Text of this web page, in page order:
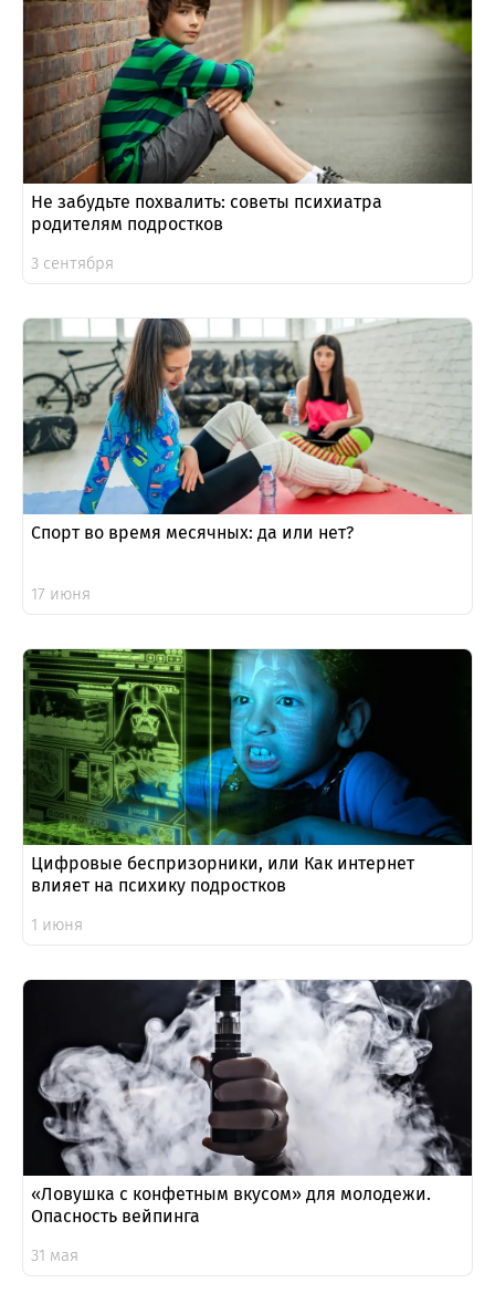
Не забудьте похвалить: советы психиатра
родителям подростков
3 сентября
Спорт во время месячных: да или нет?
17 июня
Цифровые беспризорники, или Как интернет
влияет на психику подростков
1 июня
«Ловушка с конфетным вкусом» для молодежи.
Опасность вейпинга
31 мая